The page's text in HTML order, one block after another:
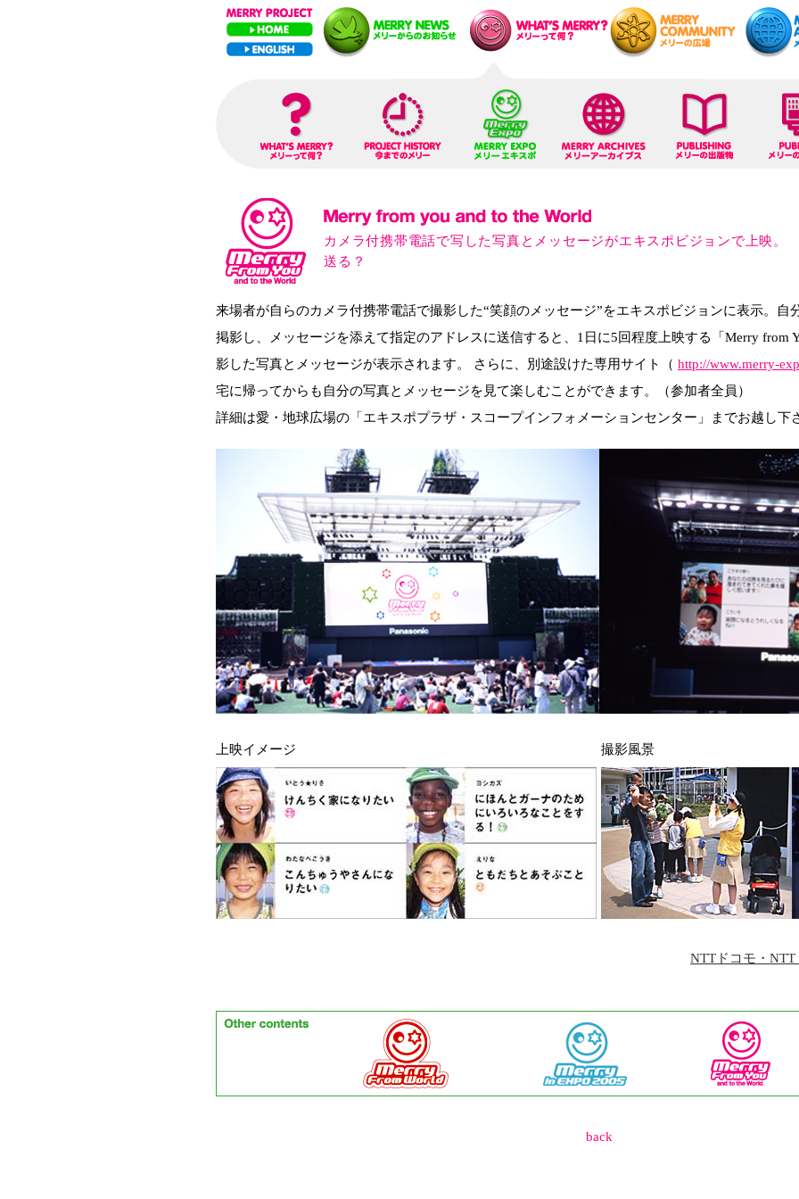
カメラ付携帯電話で写した写真とメッセージがエキスポビジョンで上映
送る？
来場者が自らのカメラ付携帯電話で撮影した“笑顔のメッセージ”をエキスポビジョンに表示。自
掲影し、メッセージを添えて指定のアドレスに送信すると、1日に5回程度上映する「Merry from
影した写真とメッセージが表示されます。 さらに、別途設けた専用サイト（ http://www.merry-
宅に帰ってからも自分の写真とメッセージを見て楽しむことができます。（参加者全員）
詳細は愛・地球広場の「エキスポプラザ・スコープインフォメーションセンター」までお越し下
上映イメージ 撮影風景
NTTドコモ・
back